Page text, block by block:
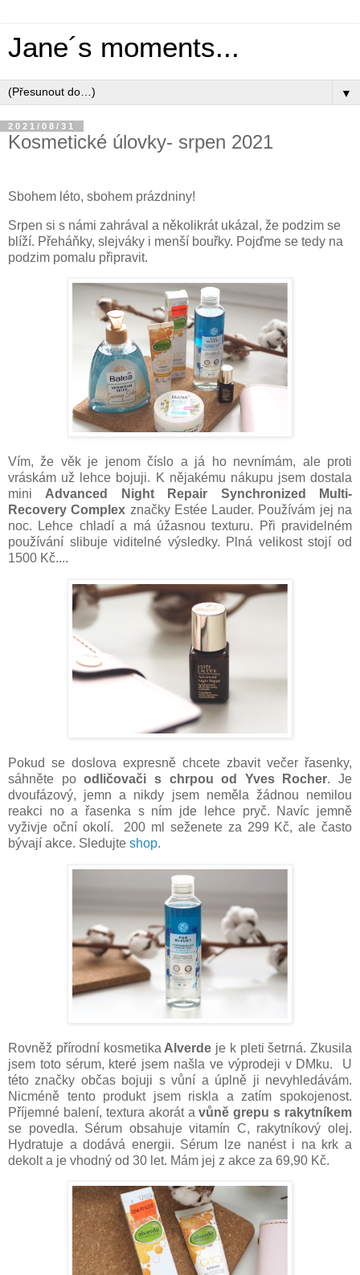
Jane´s moments...
▼
2021/08/31
Kosmetické úlovky- srpen 2021
Sbohem léto, sbohem prázdniny!
Srpen si s námi zahrával a několikrát ukázal, že podzim se
blíží. Přeháňky, slejváky i menší bouřky. Pojďme se tedy na
podzim pomalu připravit.
Vím, že věk je jenom číslo a já ho nevnímám, ale proti
vráskám už lehce bojuji. K nějakému nákupu jsem dostala
mini Advanced Night Repair Synchronized Multi-
Recovery Complex značky Estée Lauder. Používám jej na
noc. Lehce chladí a má úžasnou texturu. Při pravidelném
používání slibuje viditelné výsledky. Plná velikost stojí od
1500 Kč....
Pokud se doslova expresně chcete zbavit večer řasenky,
sáhněte poodličovači s chrpou od Yves Rocher. Je
dvoufázový, jemn a nikdy jsem neměla žádnou nemilou
reakci no a řasenka s ním jde lehce pryč. Navíc jemně
vyživje oční okolí. 200 ml seženete za 299 Kč, ale často
bývají akce. Sledujte shop.
Rovněž přírodní kosmetika Alverde je k pleti šetrná. Zkusila
jsem toto sérum, které jsem našla ve výprodeji v DMku. U
této značky občas bojuji s vůní a úplně ji nevyhledávám.
Nicméně tento produkt jsem riskla a zatím spokojenost.
Příjemné balení, textura akorát avůně grepu s rakytníkem
se povedla. Sérum obsahuje vitamín C, rakytníkový olej.
Hydratuje a dodává energii. Sérum lze nanést i na krk a
dekolt a je vhodný od 30 let. Mám jej z akce za 69,90 Kč.